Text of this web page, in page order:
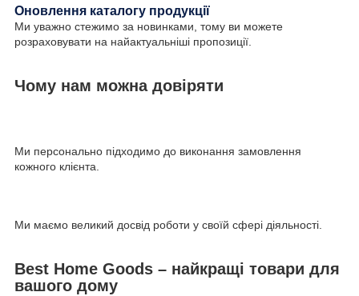
Оновлення каталогу продукції
Ми уважно стежимо за новинками, тому ви можете
розраховувати на найактуальніші пропозиції.
Чому нам можна довіряти
Ми персонально підходимо до виконання замовлення
кожного клієнта.
Ми маємо великий досвід роботи у своїй сфері діяльності.
Best Home Goods – найкращі товари для
вашого дому